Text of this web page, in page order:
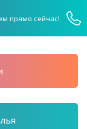
прямо сейчас!